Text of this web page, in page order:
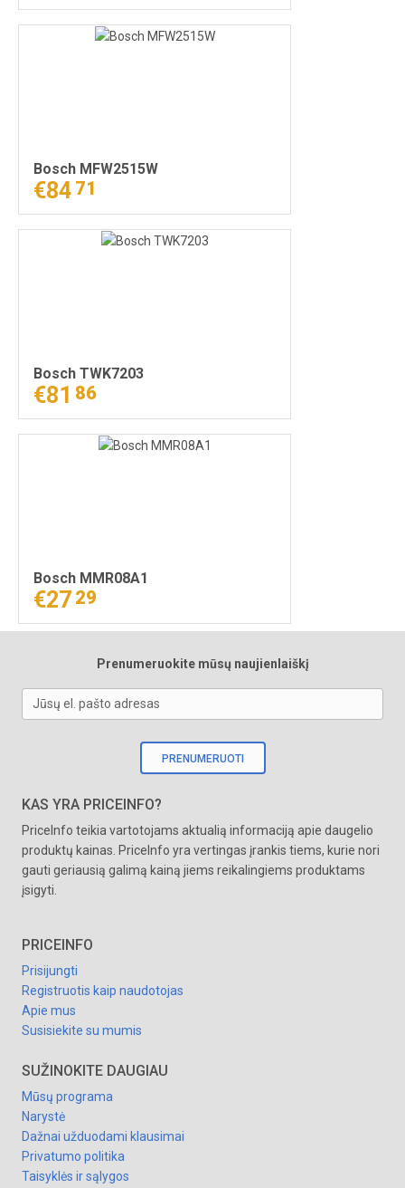
Bosch MFW2515W
€84 71
Bosch TWK7203
€81 86
Bosch MMR08A1
€27 29
Prenumeruokite mūsų naujienlaiškį
Jūsų el. pašto adresas
PRENUMERUOTI
KAS YRA PRICEINFO?
PriceInfo teikia vartotojams aktualią informaciją apie daugelio
produktų kainas. PriceInfo yra vertingas įrankis tiems, kurie nori
gauti geriausią galimą kainą jiems reikalingiems produktams
įsigyti.
PRICEINFO
Prisijungti
Registruotis kaip naudotojas
Apie mus
Susisiekite su mumis
SUŽINOKITE DAUGIAU
Mūsų programa
Narystė
Dažnai užduodami klausimai
Privatumo politika
Taisyklės ir sąlygos